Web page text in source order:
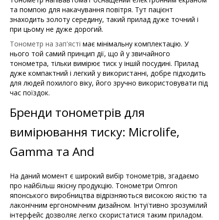
та помпою для накачування повітря. Тут пацієнт
знаходить золоту середину, такий прилад дуже точний і
при цьому не дуже дорогий.
Тонометр на зап'ясті має мінімальну комплектацію. У
нього той самий принцип дії, що й у звичайного
тонометра, тільки вимірює тиск у іншій посудині. Прилад
дуже компактний і легкий у використанні, добре підходить
для людей похилого віку, його зручно використовувати під
час поїздок.
Бренди тонометрів для
вимірювання тиску: Microlife,
Gamma та And
На даний момент є широкий вибір тонометрів, згадаємо
про найбільш якісну продукцію. Тонометри Omron
японського виробництва відрізняються високою якістю та
лаконічним ергономічним дизайном. Інтуїтивно зрозумілий
інтерфейс дозволяє легко скористатися таким приладом.